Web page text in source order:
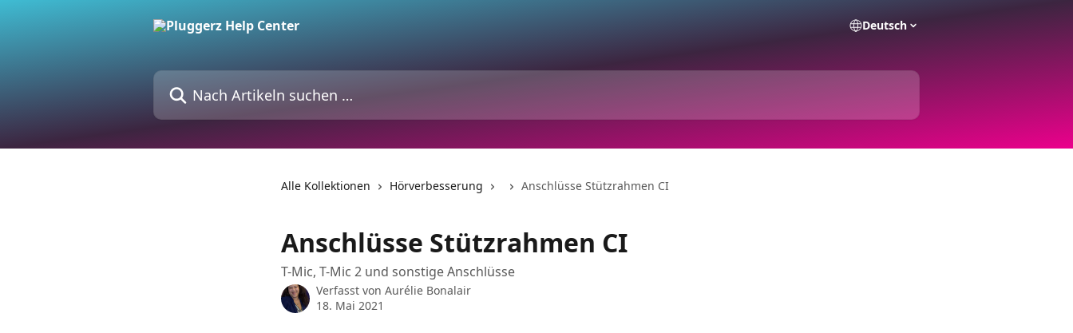
Deutsch
Nach Artikeln suchen …
Alle Kollektionen Hörverbesserung Anschlüsse Stützrahmen CI
Anschlüsse Stützrahmen CI
T-Mic, T-Mic 2 und sonstige Anschlüsse
Verfasst von Aurélie Bonalair
18. Mai 2021